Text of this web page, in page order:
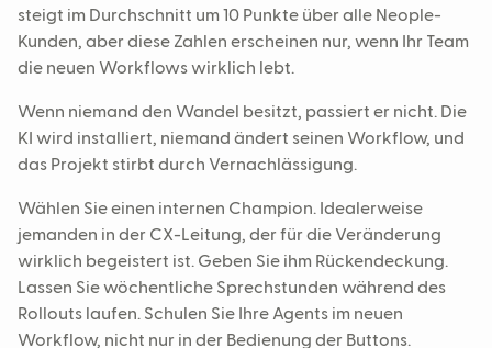
steigt im Durchschnitt um 10 Punkte über alle Neople-
Kunden, aber diese Zahlen erscheinen nur, wenn Ihr Team
die neuen Workflows wirklich lebt.
Wenn niemand den Wandel besitzt, passiert er nicht. Die
KI wird installiert, niemand ändert seinen Workflow, und
das Projekt stirbt durch Vernachlässigung.
Wählen Sie einen internen Champion. Idealerweise
jemanden in der CX-Leitung, der für die Veränderung
wirklich begeistert ist. Geben Sie ihm Rückendeckung.
Lassen Sie wöchentliche Sprechstunden während des
Rollouts laufen. Schulen Sie Ihre Agents im neuen
Workflow, nicht nur in der Bedienung der Buttons.